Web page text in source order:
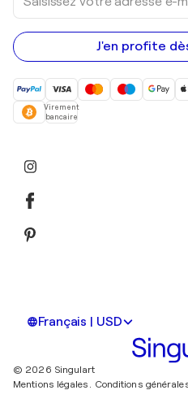
votre
adresse
e-
mail
J'en profite
Virement
bancaire
Français | USD
© 2026 Singulart
Mentions légales. Conditions